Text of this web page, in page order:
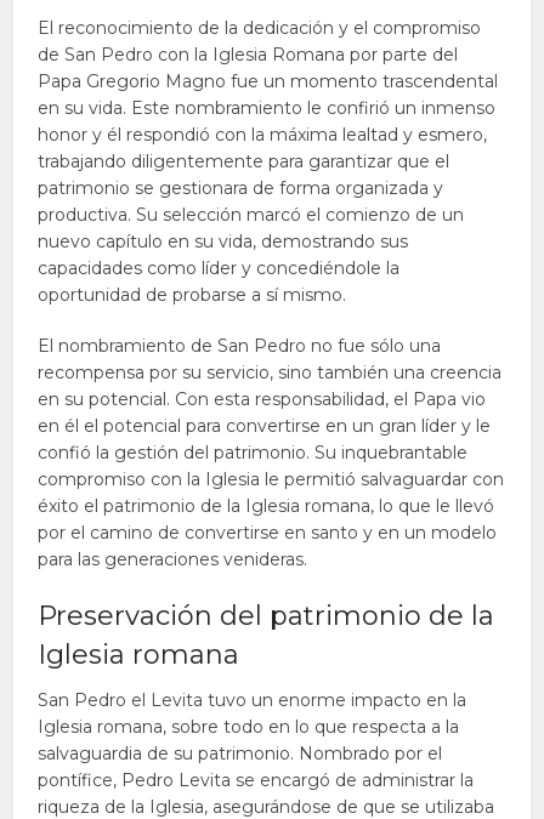
El reconocimiento de la dedicación y el compromiso
de San Pedro con la Iglesia Romana por parte del
Papa Gregorio Magno fue un momento trascendental
en su vida. Este nombramiento le confirió un inmenso
honor y él respondió con la máxima lealtad y esmero,
trabajando diligentemente para garantizar que el
patrimonio se gestionara de forma organizada y
productiva. Su selección marcó el comienzo de un
nuevo capítulo en su vida, demostrando sus
capacidades como líder y concediéndole la
oportunidad de probarse a sí mismo.
El nombramiento de San Pedro no fue sólo una
recompensa por su servicio, sino también una creencia
en su potencial. Con esta responsabilidad, el Papa vio
en él el potencial para convertirse en un gran líder y le
confió la gestión del patrimonio. Su inquebrantable
compromiso con la Iglesia le permitió salvaguardar con
éxito el patrimonio de la Iglesia romana, lo que le llevó
por el camino de convertirse en santo y en un modelo
para las generaciones venideras.
Preservación del patrimonio de la
Iglesia romana
San Pedro el Levita tuvo un enorme impacto en la
Iglesia romana, sobre todo en lo que respecta a la
salvaguardia de su patrimonio. Nombrado por el
pontífice, Pedro Levita se encargó de administrar la
riqueza de la Iglesia, asegurándose de que se utilizaba